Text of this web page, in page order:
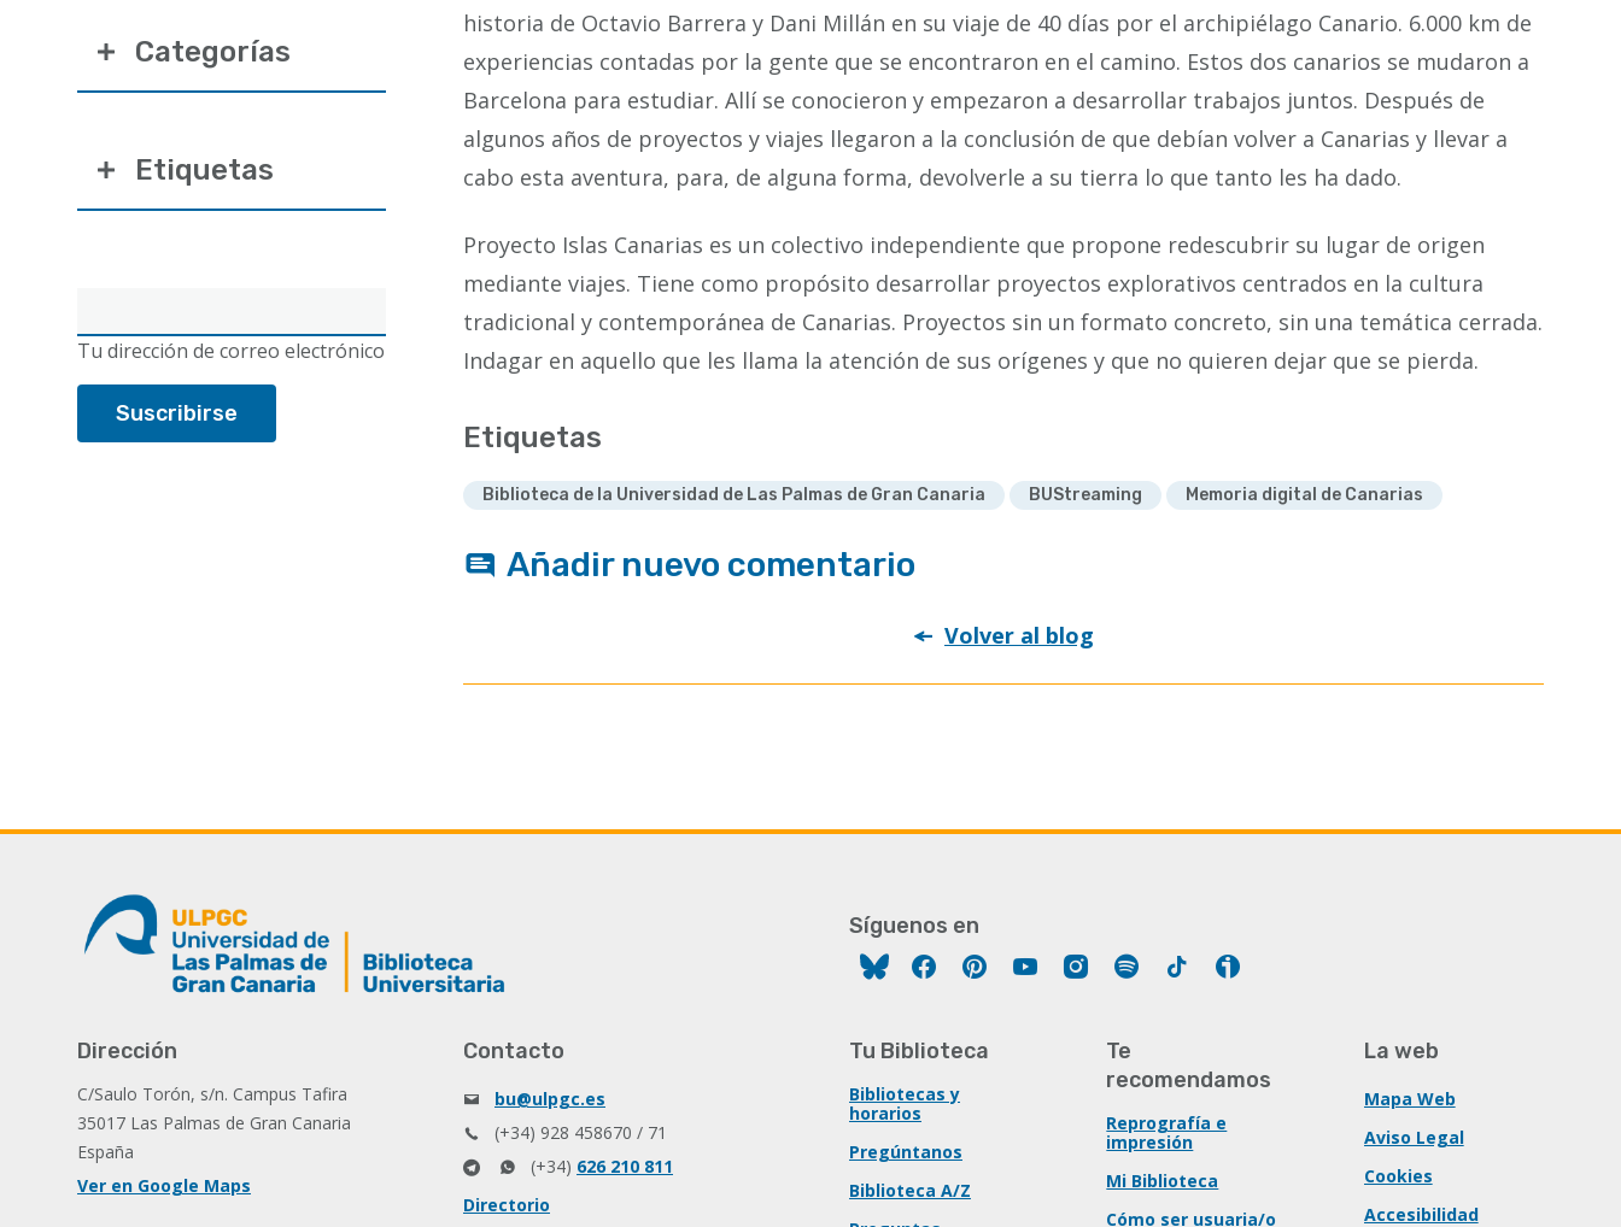
electrónico
Tu dirección de correo electrónico
Categorías
Etiquetas
historia de Octavio Barrera y Dani Millán en su viaje de 40 días por el archipiélago Canario. 6.000 km de
experiencias contadas por la gente que se encontraron en el camino. Estos dos canarios se mudaron a
Barcelona para estudiar. Allí se conocieron y empezaron a desarrollar trabajos juntos. Después de
algunos años de proyectos y viajes llegaron a la conclusión de que debían volver a Canarias y llevar a
cabo esta aventura, para, de alguna forma, devolverle a su tierra lo que tanto les ha dado.
Proyecto Islas Canarias es un colectivo independiente que propone redescubrir su lugar de origen
mediante viajes. Tiene como propósito desarrollar proyectos explorativos centrados en la cultura
tradicional y contemporánea de Canarias. Proyectos sin un formato concreto, sin una temática cerrada.
Indagar en aquello que les llama la atención de sus orígenes y que no quieren dejar que se pierda.
Etiquetas
Biblioteca de la Universidad de Las Palmas de Gran Canaria BUStreaming Memoria digital de Canarias
Añadir nuevo comentario
Volver al blog
Síguenos en
FacebookPinterestYouTubeInstagram
Spotify Tiktok
Dirección
C/Saulo Torón, s/n. Campus Tafira
35017 Las Palmas de Gran Canaria
España
Ver en Google Maps
Contacto
bu@ulpgc.es
(+34) 928 458670 / 71
(+34) 626 210 811
Directorio
Tu Biblioteca
Bibliotecas y
horarios
Pregúntanos
Biblioteca A/Z
Te
recomendamos
Reprografía e
impresión
Mi Biblioteca
Cómo ser usuaria/o
La web
Mapa Web
Aviso Legal
Cookies
Accesibilidad